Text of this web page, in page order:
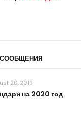
20, 2019
на 2020 год